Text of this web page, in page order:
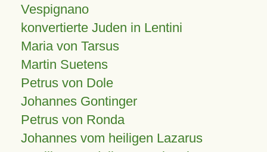
Vespignano
konvertierte Juden in Lentini
Maria von Tarsus
Martin Suetens
Petrus von Dole
Johannes Gontinger
Petrus von Ronda
Johannes vom heiligen Lazarus